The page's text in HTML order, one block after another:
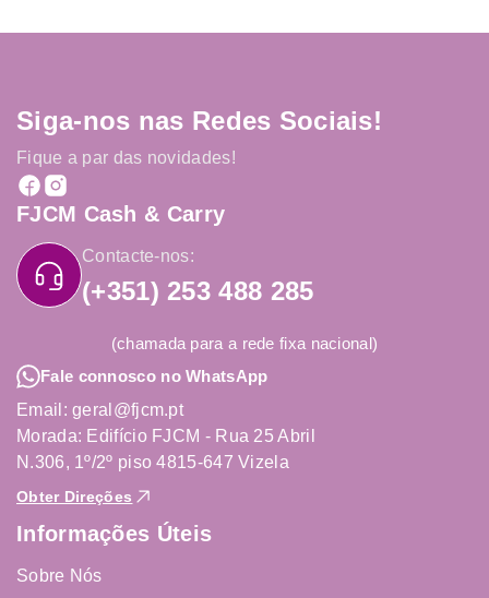
Siga-nos nas Redes Sociais!
Fique a par das novidades!
FJCM Cash & Carry
Contacte-nos:
(+351) 253 488 285
(chamada para a rede fixa nacional)
Fale connosco no WhatsApp
Email: geral@fjcm.pt
Morada: Edifício FJCM - Rua 25 Abril
N.306, 1º/2º piso 4815-647 Vizela
Obter Direções
Informações Úteis
Sobre Nós